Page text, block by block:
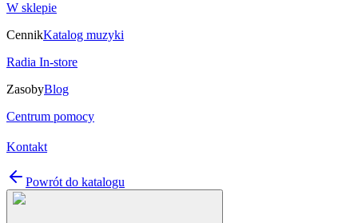
W sklepie
CennikKatalog muzyki
Radia In-store
ZasobyBlog
Centrum pomocy
Kontakt
Powrót do katalogu